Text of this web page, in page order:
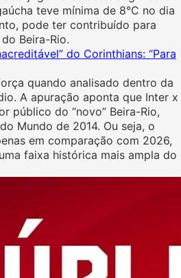
teve mínima de 8°C no dia
pode ter contribuído para
Beira-Rio.
do Corinthians: “Para
quando analisado dentro da
A apuração aponta que Inter x
público do “novo” Beira-Rio,
Mundo de 2014. Ou seja, o
em comparação com 2026,
faixa histórica mais ampla do